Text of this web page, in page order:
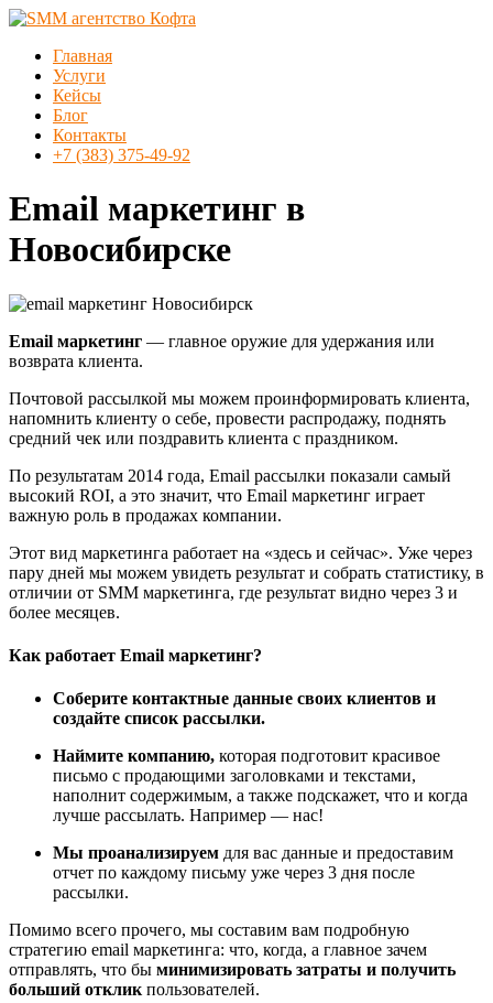
Перейти
содержимому
SMM
агентство
Кофта
SMM
продвижение
Новосибирске
МенюГлавная
Услуги
Кейсы
Блог
Контакты
+7 (383) 375-49-92
Email маркетинг в
Новосибирске
Email маркетинг — главное оружие для удержания или
возврата клиента.
Почтовой рассылкой мы можем проинформировать клиента,
напомнить клиенту о себе, провести распродажу, поднять
средний чек или поздравить клиента с праздником.
По результатам 2014 года, Email рассылки показали самый
высокий ROI, а это значит, что Email маркетинг играет
важную роль в продажах компании.
Этот вид маркетинга работает на «здесь и сейчас». Уже через
пару дней мы можем увидеть результат и собрать статистику, в
отличии от SMM маркетинга, где результат видно через 3 и
более месяцев.
Как работает Email маркетинг?
Соберите контактные данные своих клиентов и
создайте список рассылки.
Наймите компанию, которая подготовит красивое
письмо с продающими заголовками и текстами,
наполнит содержимым, а также подскажет, что и когда
лучше рассылать. Например — нас!
Мы проанализируем для вас данные и предоставим
отчет по каждому письму уже через 3 дня после
рассылки.
Помимо всего прочего, мы составим вам подробную
стратегию email маркетинга: что, когда, а главное зачем
отправлять, что бы минимизировать затраты и получить
больший откликпользователей.